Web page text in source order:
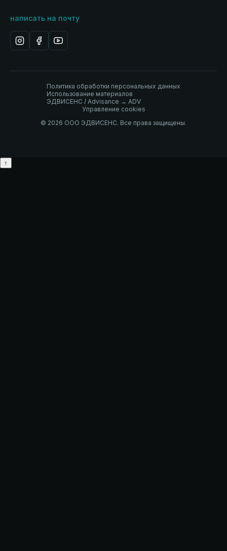
написать на почту
Политика обработки персональных данных
Использование материалов
ЭДВИСЕНС / Advisance → ADV
Управление cookies
© 2026 ООО ЭДВИСЕНС. Все права защищены.
↑